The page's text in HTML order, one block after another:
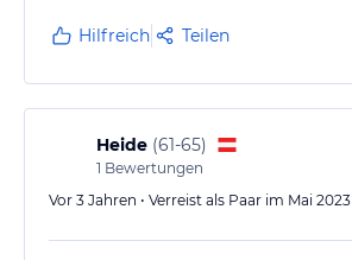
Hilfreich Teilen
Heide (61-65)
1 Bewertungen
Vor 3 Jahren • Verreist als Paar im Mai 2023